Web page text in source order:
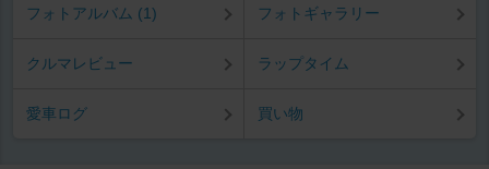
フォトアルバム (1) フォトギャラリー
クルマレビュー ラップタイム
愛車ログ 買い物